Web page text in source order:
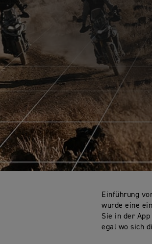
Einführung
wurde eine
Sie in der
egal wo sich